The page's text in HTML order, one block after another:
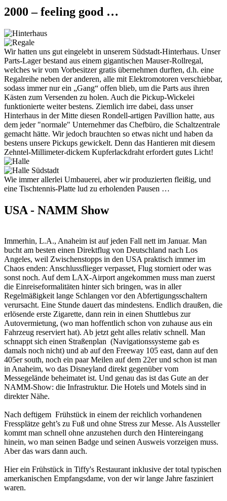
2000 – feeling good …
Wir hatten uns gut eingelebt in unserem Südstadt-Hinterhaus. Unser
Parts-Lager bestand aus einem gigantischen Mauser-Rollregal,
welches wir vom Vorbesitzer gratis übernehmen durften, d.h. eine
Regalreihe neben der anderen, alle mit Elektromotoren verschiebbar,
sodass immer nur ein „Gang“ offen blieb, um die Parts aus ihren
Kästen zum Versenden zu holen. Auch die Pickup-Wickelei
funktionierte weiter bestens. Ziemlich irre dabei, dass unser
Hinterhaus in der Mitte diesen Rondell-artigen Pavillion hatte, aus
dem jeder "normale" Unternehmer das Chefbüro, die Schaltzentrale
gemacht hätte. Wir jedoch brauchten so etwas nicht und haben da
bestens unsere Pickups gewickelt. Denn das Hantieren mit diesem
Zehntel-Millimeter-dickem Kupferlackdraht erfordert gutes Licht!
Wie immer allerlei Umbauerei, aber wir produzierten fleißig, und
eine Tischtennis-Platte lud zu erholenden Pausen …
USA - NAMM Show
Immerhin, L.A., Anaheim ist auf jeden Fall nett im Januar. Man
bucht am besten einen Direktflug von Deutschland nach Los
Angeles, weil Zwischenstopps in den USA praktisch immer im
Chaos enden: Anschlussflieger verpasset, Flug storniert oder was
sonst noch. Auf dem LAX-Airport angekommen muss man zuerst
die Einreiseformalitäten hinter sich bringen, was in aller
Regelmäßigkeit lange Schlangen vor den Abfertigungsschaltern
verursacht. Eine Stunde dauert das mindestens. Endlich draußen, die
erlösende erste Zigarette, dann rein in einen Shuttlebus zur
Autovermietung, (wo man hoffentlich schon von zuhause aus ein
Fahrzeug reserviert hat). Ab jetzt geht alles relativ schnell. Man
schnappt sich einen Straßenplan (Navigationssysteme gab es
damals noch nicht) und ab auf den Freeway 105 east, dann auf den
405er south, noch ein paar Meilen auf dem 22er und schon ist man
in Anaheim, wo das Disneyland direkt gegenüber vom
Messegelände beheimatet ist. Und genau das ist das Gute an der
NAMM-Show: die Infrastruktur. Die Hotels und Motels sind in
direkter Nähe.
Nach deftigem Frühstück in einem der reichlich vorhandenen
Fressplätze geht’s zu Fuß und ohne Stress zur Messe. Als Aussteller
kommt man schnell ohne anzustehen durch den Hintereingang
hinein, wo man seinen Badge und seinen Ausweis vorzeigen muss.
Aber das wars dann auch.
Hier ein Frühstück in Tiffy's Restaurant inklusive der total typischen
amerkanischen Empfangsdame, von der wir lange Jahre fasziniert
waren.